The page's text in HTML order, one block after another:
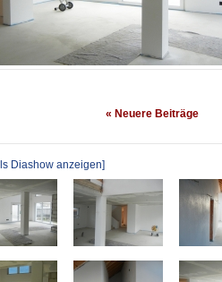
« Neuere Beiträge
Diashow anzeigen]